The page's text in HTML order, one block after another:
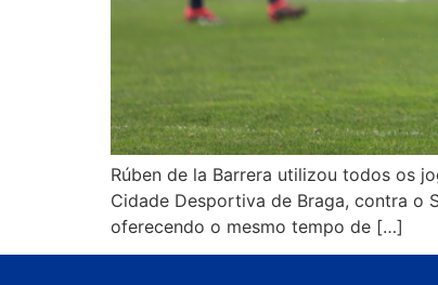
Rúben de la Barrera utilizou todos os
Cidade Desportiva de Braga, contra o
oferecendo o mesmo tempo de […]